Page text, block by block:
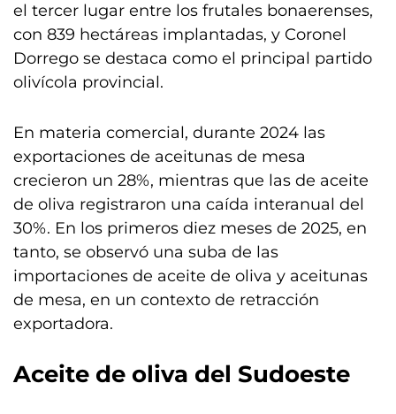
el tercer lugar entre los frutales bonaerenses,
con 839 hectáreas implantadas, y Coronel
Dorrego se destaca como el principal partido
olivícola provincial.
En materia comercial, durante 2024 las
exportaciones de aceitunas de mesa
crecieron un 28%, mientras que las de aceite
de oliva registraron una caída interanual del
30%. En los primeros diez meses de 2025, en
tanto, se observó una suba de las
importaciones de aceite de oliva y aceitunas
de mesa, en un contexto de retracción
exportadora.
Aceite de oliva del Sudoeste